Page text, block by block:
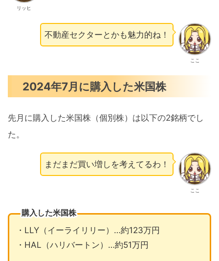
リッヒ
ここ
不動産セクターとかも魅力的ね！
2024年7月に購入した米国株
先月に購入した米国株（個別株）は以下の2銘柄でし
た。
ここ
まだまだ買い増しを考えてるわ！
購入した米国株
・LLY（イーライリリー）…約123万円
・HAL（ハリバートン）…約51万円